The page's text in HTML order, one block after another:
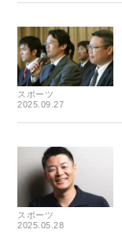
スポーツ
2025.09.27
スポーツ
2025.05.28